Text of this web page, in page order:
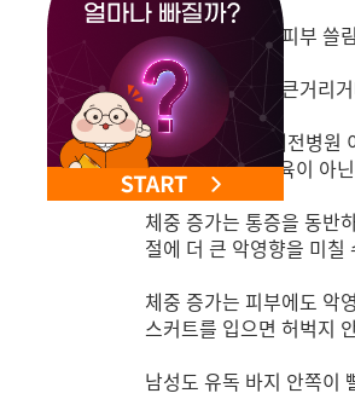
무릎 시큰거리고 피부
갑자기 무릎이 시큰거리
365mc 글로벌 대전병원
다"고 말한다. 근육이 아
체중 증가는 통증을 동반
절에 더 큰 악영향을 미
체중 증가는 피부에도 악
스커트를 입으면 허벅지
남성도 유독 바지 안쪽이